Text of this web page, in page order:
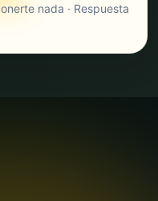
nada · Respuesta